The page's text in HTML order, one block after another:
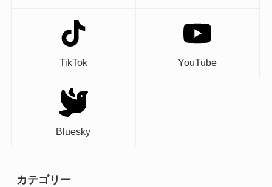
TikTok YouTube
Bluesky
カテゴリー